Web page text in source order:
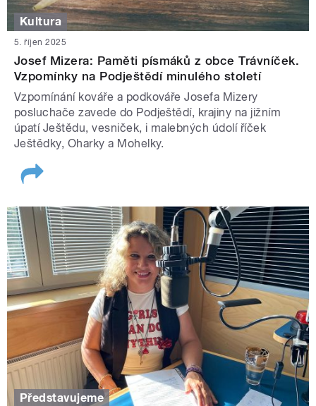
Kultura
5. říjen 2025
Josef Mizera: Paměti písmáků z obce Trávníček.
Vzpomínky na Podještědí minulého století
Vzpomínání kováře a podkováře Josefa Mizery
posluchače zavede do Podještědí, krajiny na jižním
úpatí Ještědu, vesniček, i malebných údolí říček
Ještědky, Oharky a Mohelky.
Představujeme